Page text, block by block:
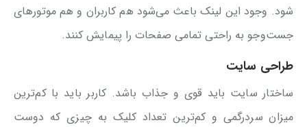
شود. وجود این لینک باعث می‌شود هم کاربران و هم موتورهای
جست‌وجو به راحتی تمامی صفحات را پیمایش کنند.
طراحی سایت
ساختار سایت باید قوی و جذاب باشد. کاربر باید با کم‌ترین
میزان سردرگمی و کم‌ترین تعداد کلیک به چیزی که دوست